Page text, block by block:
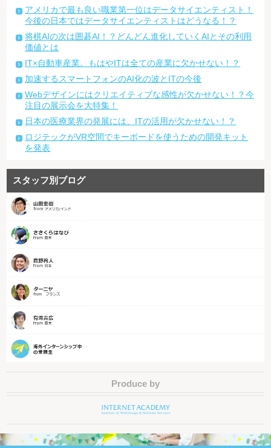
アメリカで最も良い職業第一位はデータサイエンティスト！
今後の日本ではデータサイエンティストはどうなる！？
将棋AIの次は囲碁AI！？どんどん進化していくAIとその利用
価値とは
IT×自動車産業。もはやITは全ての産業に欠かせない！？
加速するスマートフォンのAI化の波とITの今後
Webデザインにはクリエイティブな感性が欠かせない！？今
注目の展示会を大特集！
日本の医療業界の発展には、ITの活用が欠かせない！？
ロジテックがVR空間でキーボードを使うための開発キット
を発表
スタッフ別ブログ
Produce by